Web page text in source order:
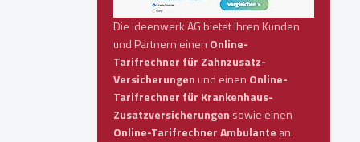
Die Ideenwerk AG bietet Ihren Kunden
und Partnern einen Online-
Tarifrechner für Zahnzusatz-
Versicherungen und einen Online-
Tarifrechner für Krankenhaus-
Zusatzversicherungen sowie einen
Online-Tarifrechner Ambulante an.